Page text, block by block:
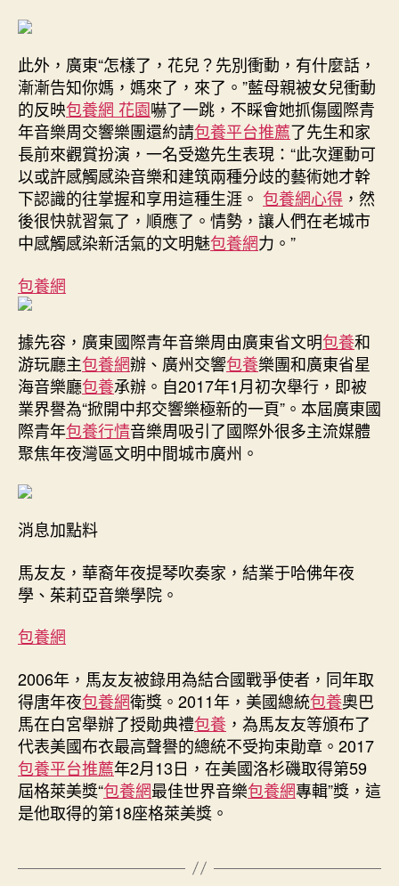
此外，廣東“怎樣了，花兒？先別衝動，有什麼話，
漸漸告知你媽，媽來了，來了。”藍母親被女兒衝動
的反映包養網 花園嚇了一跳，不睬會她抓傷國際青
年音樂周交響樂團還約請包養平台推薦了先生和家
長前來觀賞扮演，一名受邀先生表現：“此次運動可
以或許感觸感染音樂和建筑兩種分歧的藝術她才幹
下認識的往掌握和享用這種生涯。 包養網心得 ，然
後很快就習氣了，順應了。情勢，讓人們在老城市
中感觸感染新活氣的文明魅包養網力。”
包養網
據先容，廣東國際青年音樂周由廣東省文明包養和
游玩廳主包養網辦、廣州交響包養樂團和廣東省星
海音樂廳包養承辦。自2017年1月初次舉行，即被
業界譽為“掀開中邦交響樂極新的一頁”。本屆廣東國
際青年包養行情音樂周吸引了國際外很多主流媒體
聚焦年夜灣區文明中間城市廣州。
消息加點料
馬友友，華裔年夜提琴吹奏家，結業于哈佛年夜
學、茱莉亞音樂學院。
包養網
2006年，馬友友被錄用為結合國戰爭使者，同年取
得唐年夜包養網衛獎。2011年，美國總統包養奧巴
馬在白宮舉辦了授勛典禮包養 ，為馬友友等頒布了
代表美國布衣最高聲譽的總統不受拘束勛章。2017
包養平台推薦年2月13日，在美國洛杉磯取得第59
屆格萊美獎“包養網最佳世界音樂包養網專輯”獎，這
是他取得的第18座格萊美獎。